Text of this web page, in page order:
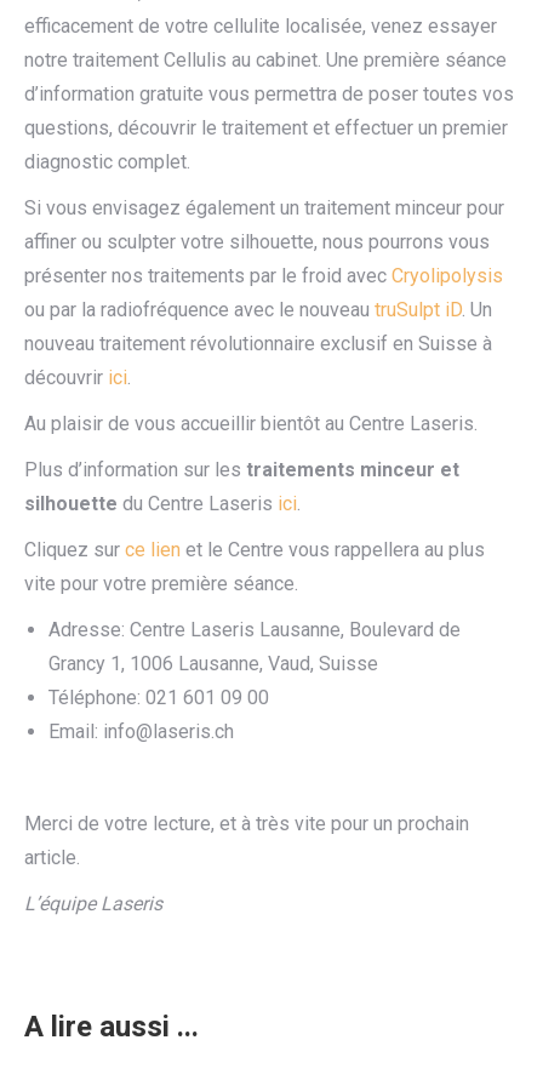
efficacement de votre cellulite localisée, venez essayer
notre traitement Cellulis au cabinet. Une première séance
d’information gratuite vous permettra de poser toutes vos
questions, découvrir le traitement et effectuer un premier
diagnostic complet.
Si vous envisagez également un traitement minceur pour
affiner ou sculpter votre silhouette, nous pourrons vous
présenter nos traitements par le froid avec Cryolipolysis
ou par la radiofréquence avec le nouveau truSulpt iD. Un
nouveau traitement révolutionnaire exclusif en Suisse à
découvrir ici.
Au plaisir de vous accueillir bientôt au Centre Laseris.
Plus d’information sur les traitements minceur et
silhouette du Centre Laseris ici.
Cliquez sur ce lien et le Centre vous rappellera au plus
vite pour votre première séance.
Adresse: Centre Laseris Lausanne, Boulevard de
Grancy 1, 1006 Lausanne, Vaud, Suisse
Téléphone: 021 601 09 00
Email: info@laseris.ch
Merci de votre lecture, et à très vite pour un prochain
article.
L’équipe Laseris
A lire aussi ...